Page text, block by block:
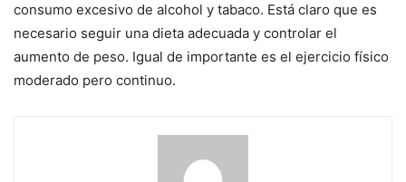
consumo excesivo de alcohol y tabaco. Está claro que es
necesario seguir una dieta adecuada y controlar el
aumento de peso. Igual de importante es el ejercicio físico
moderado pero continuo.